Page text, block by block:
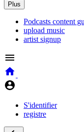
Plus
Podcasts content
upload music
artist signup
S'identifier
registre